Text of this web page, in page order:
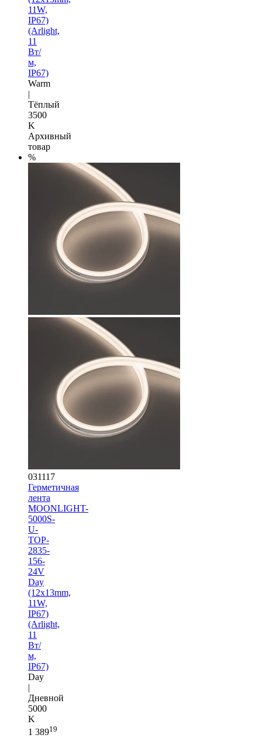
11W,
IP67)
(Arlight,
11
Вт/
м,
IP67)
Warm
|
Тёплый
3500
K
Архивный
товар
%
031117
Герметичная
лента
MOONLIGHT-
5000S-
U-
TOP-
2835-
156-
24V
Day
(12х13mm,
11W,
IP67)
(Arlight,
11
Вт/
м,
IP67)
Day
|
Дневной
5000
K
1 38919